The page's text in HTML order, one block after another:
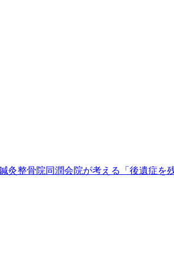
灸整骨院同潤会院が考える「後遺症を